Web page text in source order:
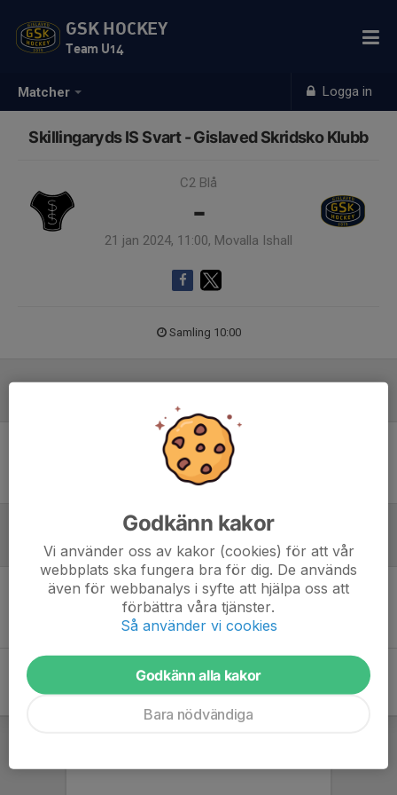
Matcher Logga in
GSK HOCKEY
Team U14
Skillingaryds IS Svart - Gislaved Skridsko Klubb
C2 Blå
-
21 jan 2024, 11:00, Movalla Ishall
Samling 10:00
Ingen uppställning ifylld
Referat
Inget referat skrivet
Godkänn kakor
Vi använder oss av kakor (cookies) för att vår
webbplats ska fungera bra för dig. De används
även för webbanalys i syfte att hjälpa oss att
förbättra våra tjänster.
Så använder vi cookies
Godkänn alla kakor
Bara nödvändiga